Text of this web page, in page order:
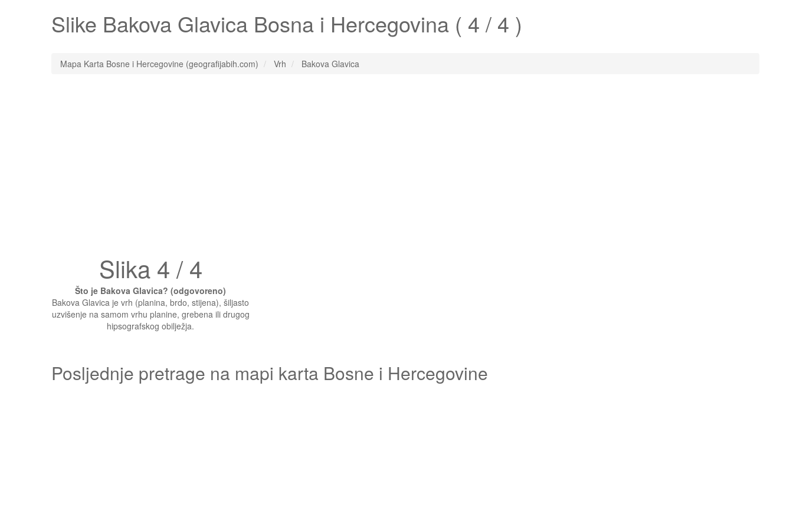
Slike Bakova Glavica Bosna i Hercegovina ( 4 / 4 )
Mapa Karta Bosne i Hercegovine (geografijabih.com) Vrh Bakova Glavica
Slika 4 / 4
Što je Bakova Glavica? (odgovoreno)
Bakova Glavica je vrh (planina, brdo, stijena), šiljasto
uzvišenje na samom vrhu planine, grebena ili drugog
hipsografskog obilježja.
Posljednje pretrage na mapi karta Bosne i Hercegovine